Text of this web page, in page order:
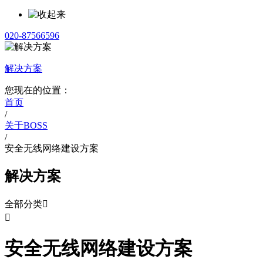
020-87566596
解决方案
您现在的位置：
首页
/
关于BOSS
/
安全无线网络建设方案
解决方案
全部分类

安全无线网络建设方案